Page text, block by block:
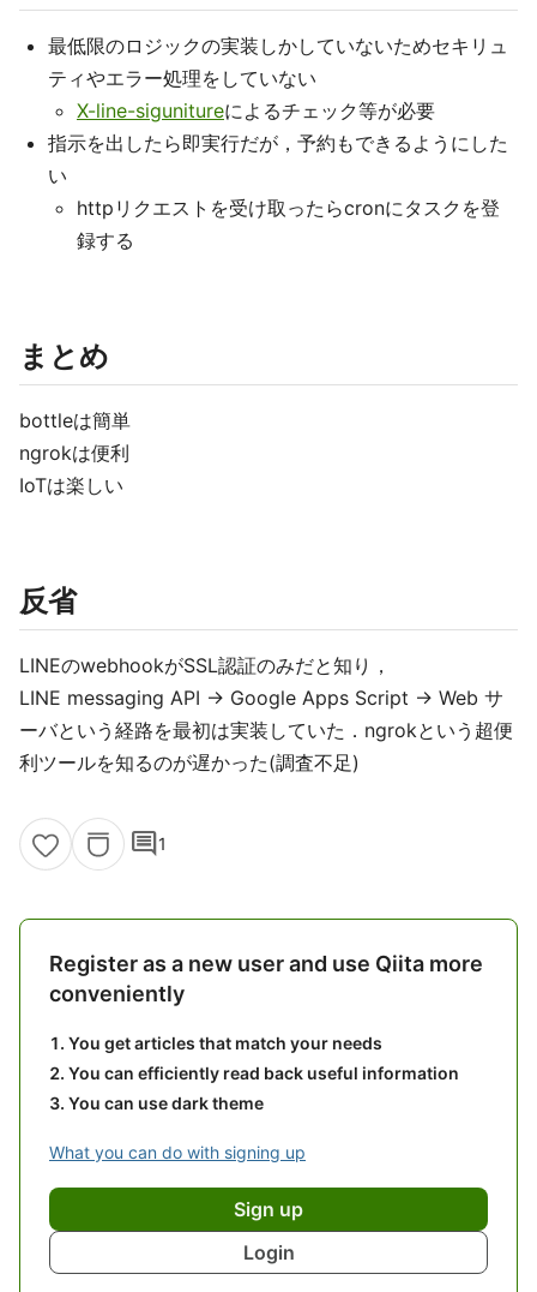
最低限のロジックの実装しかしていないためセキリュ
ティやエラー処理をしていない
X-line-sigunitureによるチェック等が必要
指示を出したら即実行だが，予約もできるようにした
い
httpリクエストを受け取ったらcronにタスクを登
録する
まとめ
bottleは簡単
ngrokは便利
IoTは楽しい
反省
LINEのwebhookがSSL認証のみだと知り，
LINE messaging API → Google Apps Script → Web サ
ーバという経路を最初は実装していた．ngrokという超便
利ツールを知るのが遅かった(調査不足)
comment1
Register as a new user and use Qiita more
conveniently
You get articles that match your needs
You can efficiently read back useful information
You can use dark theme
What you can do with signing up
Sign up
Login